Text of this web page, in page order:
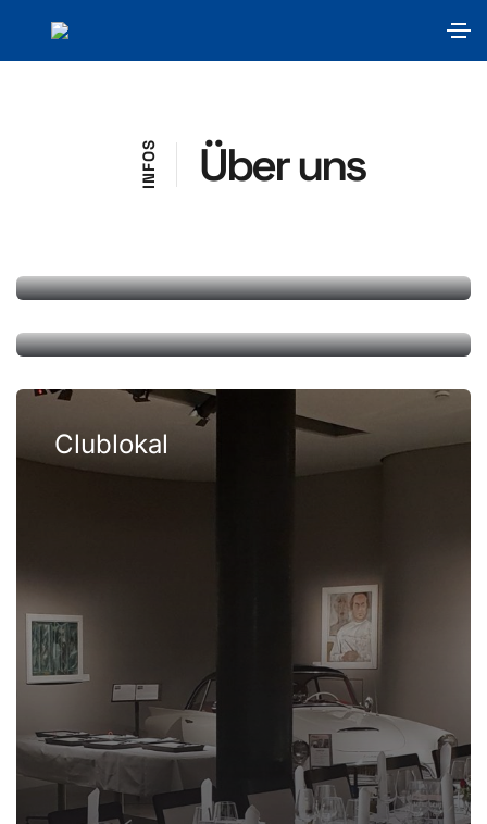
I
N
F
O
S Über uns
Vorstand
MEHR ERFAHREN
Ziele
MEHR ERFAHREN
Clublokal